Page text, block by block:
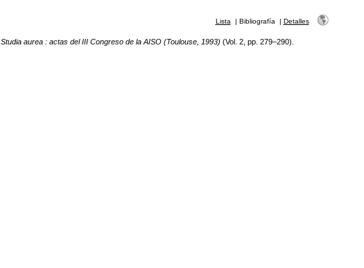
Lista | Bibliografía | Detalles
Studia aurea : actas del III Congreso de la AISO (Toulouse, 1993) (Vol. 2, pp. 279–290).